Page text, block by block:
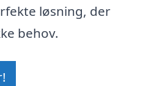
løsning, der
behov.